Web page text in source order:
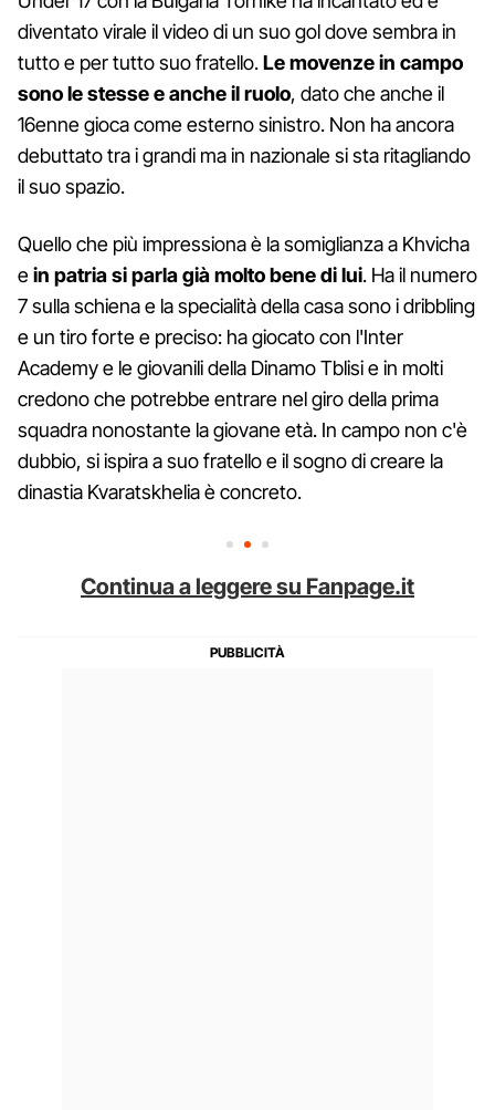
diventato virale il video di un suo gol dove sembra in
tutto e per tutto suo fratello.Le movenze in campo
sono le stesse e anche il ruolo, dato che anche il
16enne gioca come esterno sinistro. Non ha ancora
debuttato tra i grandi ma in nazionale si sta ritagliando
il suo spazio.
Quello che più impressiona è la somiglianza a Khvicha
ein patria si parla già molto bene di lui. Ha il numero
7 sulla schiena e la specialità della casa sono i dribbling
e un tiro forte e preciso: ha giocato con l'Inter
Academy e le giovanili della Dinamo Tblisi e in molti
credono che potrebbe entrare nel giro della prima
squadra nonostante la giovane età. In campo non c'è
dubbio, si ispira a suo fratello e il sogno di creare la
dinastia Kvaratskhelia è concreto.
Continua a leggere su Fanpage.it